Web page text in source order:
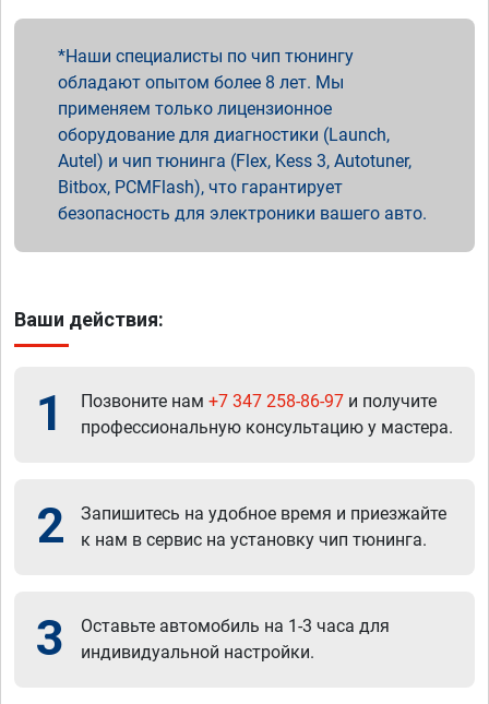
Наши специалисты по чип тюнингу
обладают опытом более 8 лет. Мы
применяем только лицензионное
оборудование для диагностики (Launch,
Autel) и чип тюнинга (Flex, Kess 3, Autotuner,
Bitbox, PCMFlash), что гарантирует
безопасность для электроники вашего авто.
Ваши действия:
1 Позвоните нам +7 347 258-86-97 и получите
профессиональную консультацию у мастера.
2
Запишитесь на удобное время и приезжайте
к нам в сервис на установку чип тюнинга.
3
Оставьте автомобиль на 1-3 часа для
индивидуальной настройки.